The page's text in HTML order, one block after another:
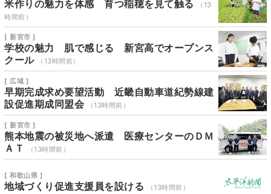
米作りの魅力を体感 育つ稲穂を見て触る
（13
時間前）
[ 新宮市 ]
学校の魅力 肌で感じる 新宮高でオープンス
クール
（13時間前）
[ 広域 ]
早期完成求め要望活動 近畿自動車道紀勢線建
設促進期成同盟会
（13時間前）
[ 新宮市 ]
熊本地震の被災地へ派遣 医療センターのＤＭ
ＡＴ
（13時間前）
[ 和歌山県 ]
地域づくり促進支援員を設ける （13時間前）